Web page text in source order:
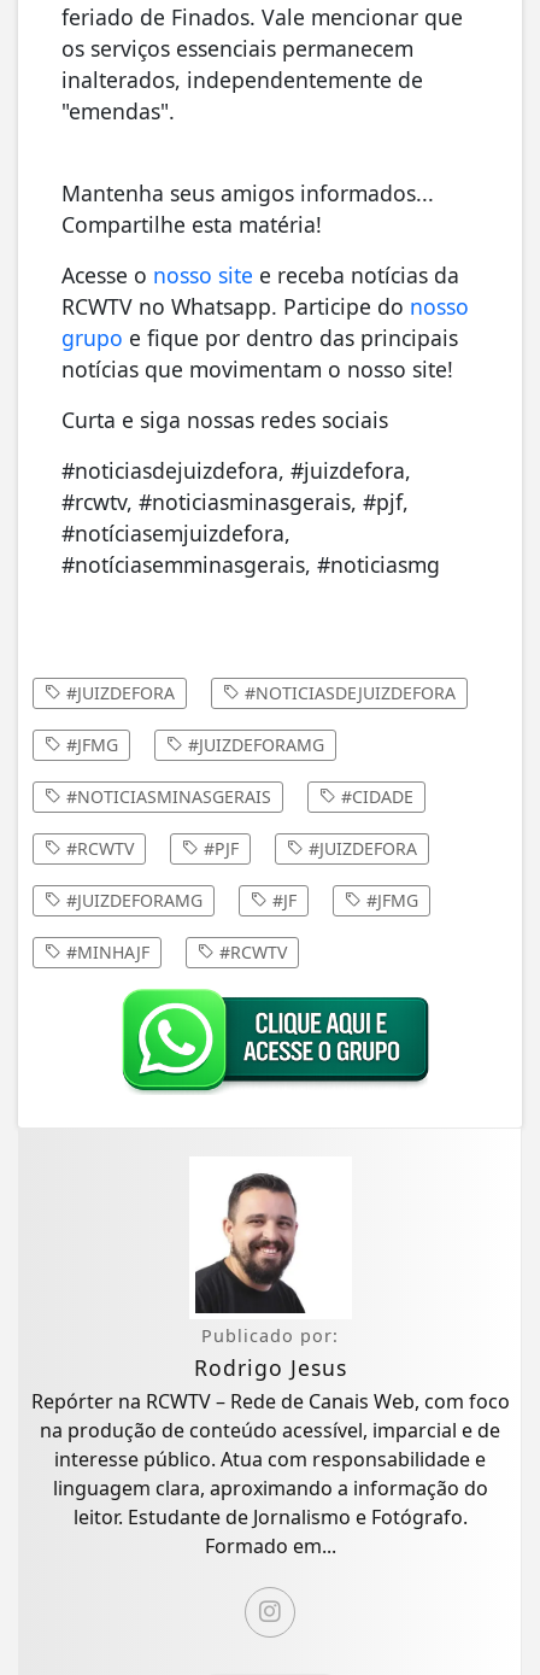
feriado de Finados. Vale mencionar que
os serviços essenciais permanecem
inalterados, independentemente de
"emendas".
Mantenha seus amigos informados...
Compartilhe esta matéria!
Acesse o nosso site e receba notícias da
RCWTV no Whatsapp. Participe do nosso
grupo e fique por dentro das principais
notícias que movimentam o nosso site!
Curta e siga nossas redes sociais
#noticiasdejuizdefora, #juizdefora,
#rcwtv, #noticiasminasgerais, #pjf,
#notíciasemjuizdefora,
#notíciasemminasgerais, #noticiasmg
#JUIZDEFORA #NOTICIASDEJUIZDEFORA
#JFMG #JUIZDEFORAMG
#NOTICIASMINASGERAIS #CIDADE
#RCWTV #PJF #JUIZDEFORA
#JUIZDEFORAMG #JF #JFMG
#MINHAJF #RCWTV
Publicado por:
Rodrigo Jesus
Repórter na RCWTV – Rede de Canais Web, com foco
na produção de conteúdo acessível, imparcial e de
interesse público. Atua com responsabilidade e
linguagem clara, aproximando a informação do
leitor. Estudante de Jornalismo e Fotógrafo.
Formado em...